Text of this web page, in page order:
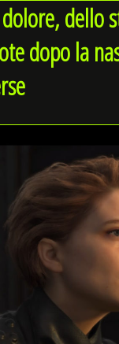
dello
dopo la